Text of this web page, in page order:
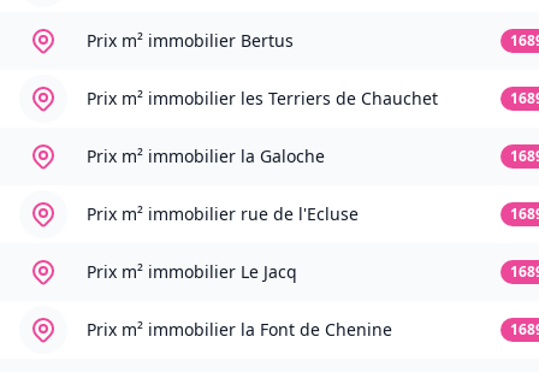
Prix m² immobilier Bertus
Prix m² immobilier les Terriers de Chauchet
Prix m² immobilier la Galoche
Prix m² immobilier rue de l'Ecluse
Prix m² immobilier Le Jacq
Prix m² immobilier la Font de Chenine